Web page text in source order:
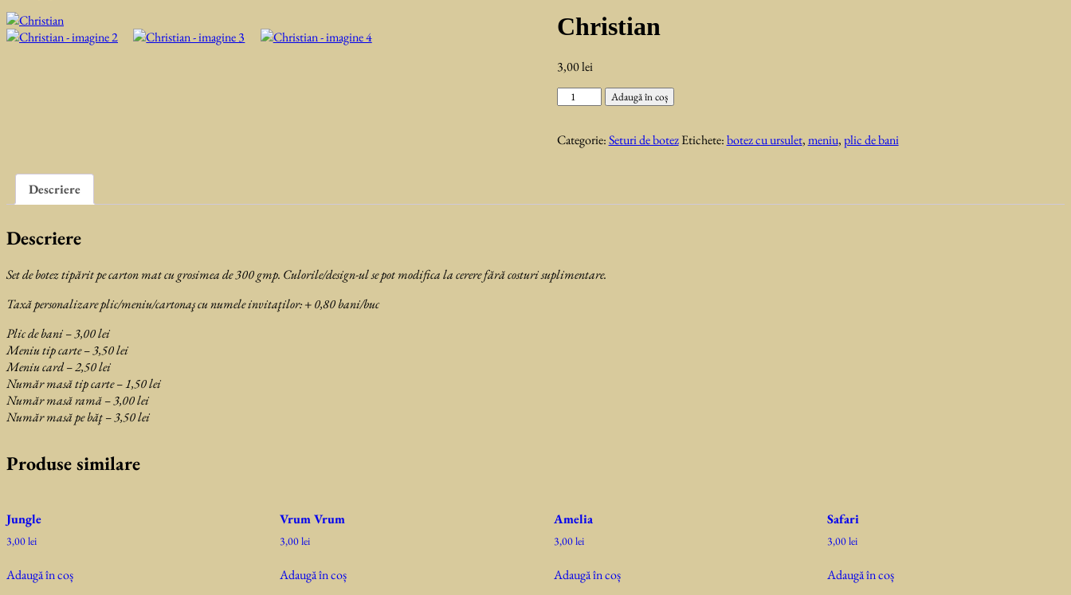
Christian
3,00lei
Cantitate
Adaugă în coș
Categorie:Seturi de botez Etichete:botez cu ursulet,meniu,plic de bani
Descriere
Descriere
Set de botez tipărit pe carton mat cu grosimea de 300 gmp. Culorile/design-ul se pot modifica la cerere fără costuri suplimentare.
Taxă personalizare plic/meniu/cartonaş cu numele invitaţilor: + 0,80 bani/buc
Plic de bani – 3,00 lei
Meniu tip carte – 3,50 lei
Meniu card – 2,50 lei
Număr masă tip carte – 1,50 lei
Număr masă ramă – 3,00 lei
Număr masă pe băţ – 3,50 lei
Produse similare
Jungle
3,00lei
Adaugă în coș
Vrum Vrum
3,00lei
Adaugă în coș
Amelia
3,00lei
Adaugă în coș
Safari
3,00lei
Adaugă în coș